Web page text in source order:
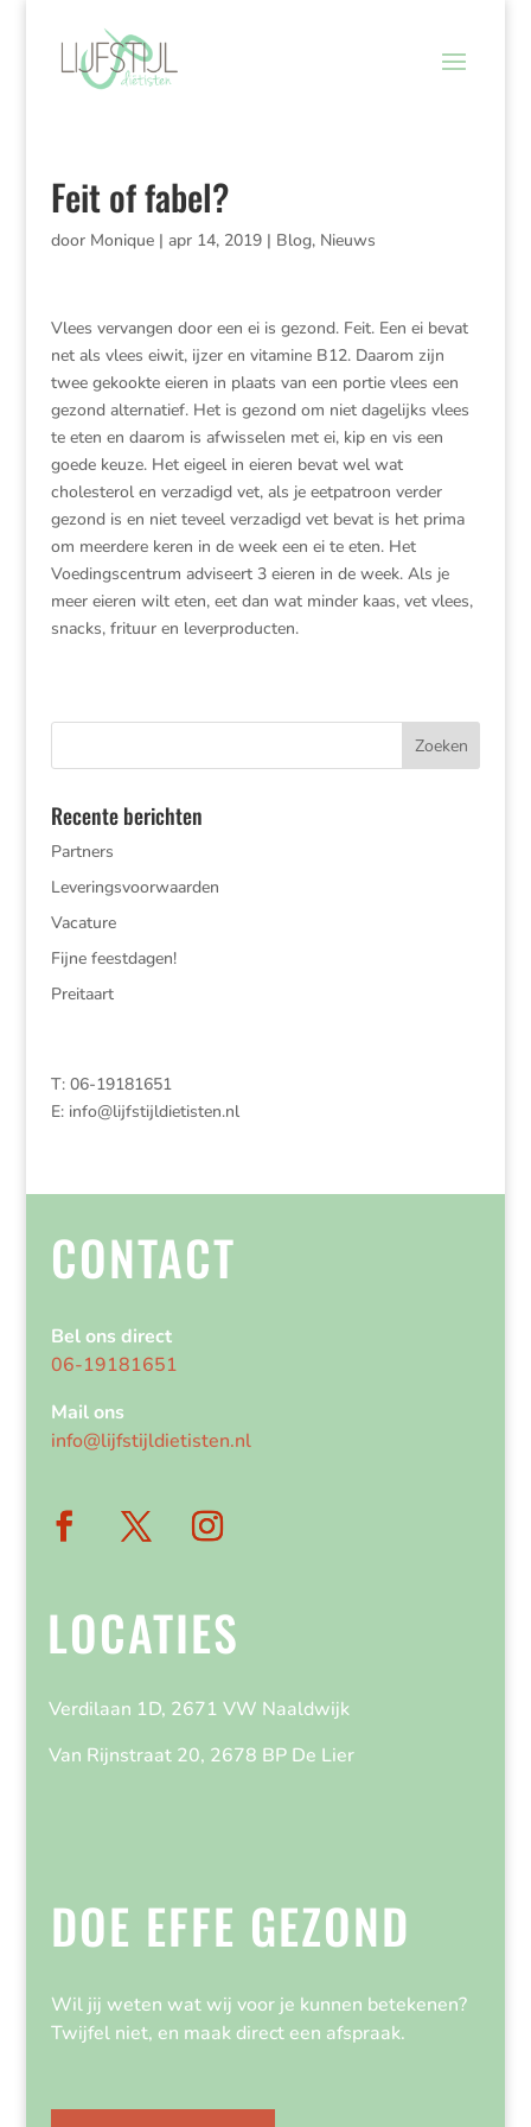
Feit of fabel?
door Monique| apr 14, 2019| Blog, Nieuws
Vlees vervangen door een ei is gezond. Feit. Een ei bevat
net als vlees eiwit, ijzer en vitamine B12. Daarom zijn
twee gekookte eieren in plaats van een portie vlees een
gezond alternatief. Het is gezond om niet dagelijks vlees
te eten en daarom is afwisselen met ei, kip en vis een
goede keuze. Het eigeel in eieren bevat wel wat
cholesterol en verzadigd vet, als je eetpatroon verder
gezond is en niet teveel verzadigd vet bevat is het prima
om meerdere keren in de week een ei te eten. Het
Voedingscentrum adviseert 3 eieren in de week. Als je
meer eieren wilt eten, eet dan wat minder kaas, vet vlees,
snacks, frituur en leverproducten.
Recente berichten
Partners
Leveringsvoorwaarden
Vacature
Fijne feestdagen!
Preitaart
T: 06-19181651
E: info@lijfstijldietisten.nl
CONTACT
Bel ons direct
06-19181651
Mail ons
info@lijfstijldietisten.nl
LOCATIES
Verdilaan 1D, 2671 VW Naaldwijk
Van Rijnstraat 20, 2678 BP De Lier
DOE EFFE GEZOND
Wil jij weten wat wij voor je kunnen betekenen?
Twijfel niet, en maak direct een afspraak.